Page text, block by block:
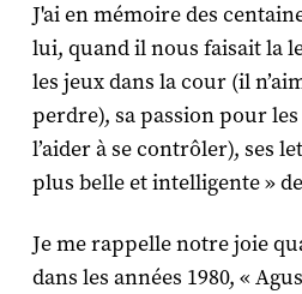
J'ai en mémoire des
lui, quand il nous faisait la
les jeux dans la cour (il
perdre), sa passion pour
l’aider à se contrôler), ses
plus belle et intelligente »
Je me rappelle notre joie
dans les années 1980, «